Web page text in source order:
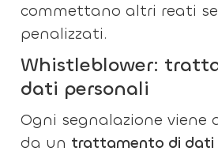
commettano altri reati
penalizzati.
Whistleblower:
dati personali
Ogni segnalazione viene
da un trattamento di dati